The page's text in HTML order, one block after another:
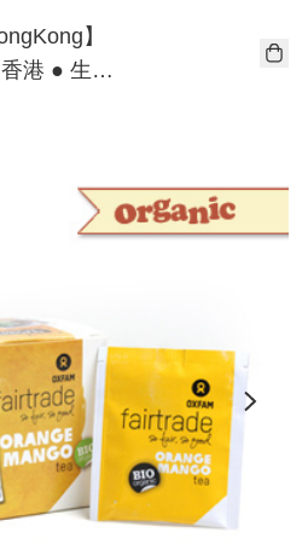
】
港 ● 生